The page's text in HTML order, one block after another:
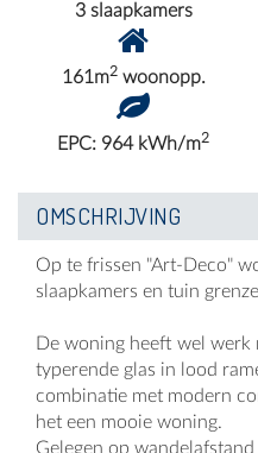
3 slaapkamers
161m2woonopp.
EPC: 964 kWh/m2
OMSCHRIJVING
Op te frissen "Art-Deco"
slaapkamers en tuin
De woning heeft wel
typerende glas in lood
combinatie met modern
het een mooie woning.
Gelegen op